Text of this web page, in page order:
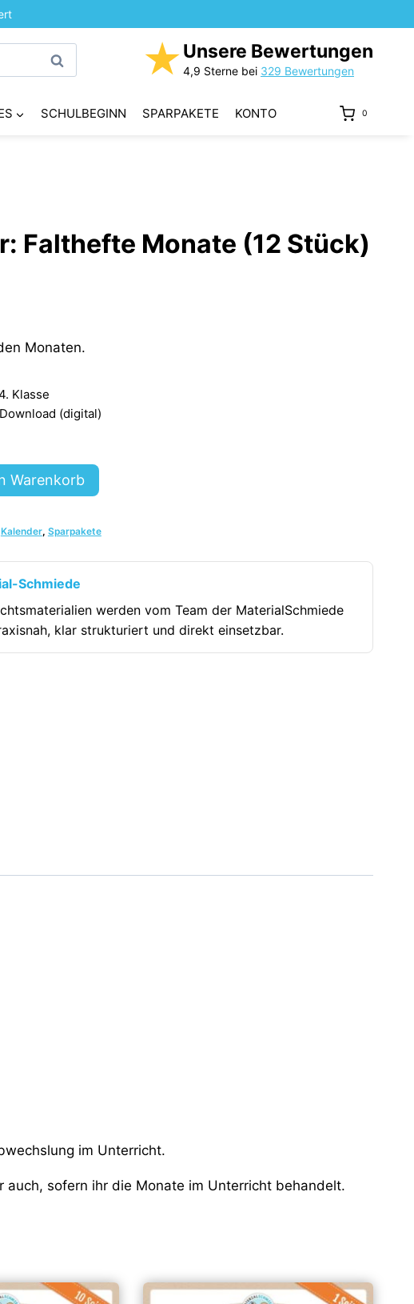
Suchen ★ Unsere Bewertungen
4,9 Sterne bei 329 Bewertungen
SCHULBEGINN SPARPAKETE KONTO 0
Falthefte Monate (12 Stück)
Monaten.
Klasse
(digital)
Warenkorb
Kalender, Sparpakete
Schmiede
werden vom Team der MaterialSchmiede
klar strukturiert und direkt einsetzbar.
im Unterricht.
sofern ihr die Monate im Unterricht behandelt.